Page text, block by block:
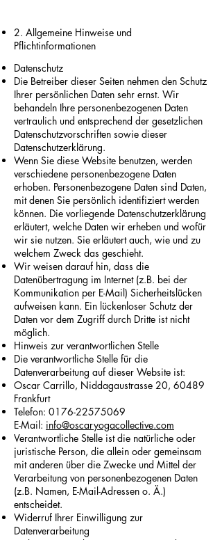
2. Allgemeine Hinweise und
Pflichtinformationen
Datenschutz​
Die Betreiber dieser Seiten nehmen den Schutz
Ihrer persönlichen Daten sehr ernst. Wir
behandeln Ihre personenbezogenen Daten
vertraulich und entsprechend der gesetzlichen
Datenschutzvorschriften sowie dieser
Datenschutzerklärung.
Wenn Sie diese Website benutzen, werden
verschiedene personenbezogene Daten
erhoben. Personenbezogene Daten sind Daten,
mit denen Sie persönlich identifiziert werden
können. Die vorliegende Datenschutzerklärung
erläutert, welche Daten wir erheben und wofür
wir sie nutzen. Sie erläutert auch, wie und zu
welchem Zweck das geschieht.
Wir weisen darauf hin, dass die
Datenübertragung im Internet (z.B. bei der
Kommunikation per E-Mail) Sicherheitslücken
aufweisen kann. Ein lückenloser Schutz der
Daten vor dem Zugriff durch Dritte ist nicht
möglich.
Hinweis zur verantwortlichen Stelle
Die verantwortliche Stelle für die
Datenverarbeitung auf dieser Website ist:
Oscar Carrillo, Niddagaustrasse 20, 60489
Frankfurt
Telefon: 0176-22575069
E-Mail: info@oscaryogacollective.com
Verantwortliche Stelle ist die natürliche oder
juristische Person, die allein oder gemeinsam
mit anderen über die Zwecke und Mittel der
Verarbeitung von personenbezogenen Daten
(z.B. Namen, E-Mail-Adressen o. Ä.)
entscheidet.
Widerruf Ihrer Einwilligung zur
Datenverarbeitung